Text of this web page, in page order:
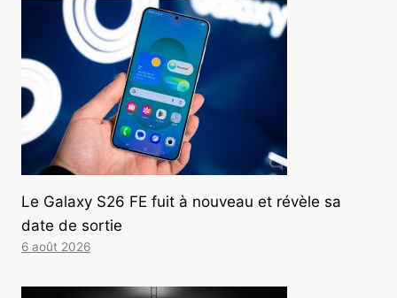
Le Galaxy S26 FE fuit à nouveau et révèle sa
date de sortie
6 août 2026